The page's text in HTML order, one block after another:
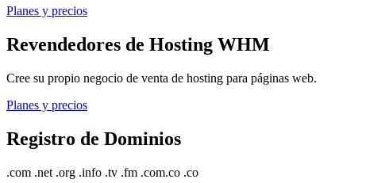
Planes y precios
Revendedores de Hosting WHM
Cree su propio negocio de venta de hosting para páginas web.
Planes y precios
Registro de Dominios
.com .net .org .info .tv .fm .com.co .co